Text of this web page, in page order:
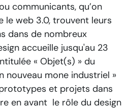
communicants, qu’on
le web 3.0, trouvent leurs
dans de nombreux
accueille jusqu'au 23
« Objet(s) » du
nouveau mone industriel »
et projets dans
en avant le rôle du design